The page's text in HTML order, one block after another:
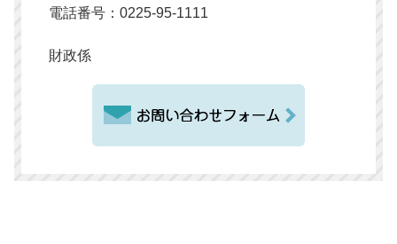
電話番号：0225-95-1111
財政係